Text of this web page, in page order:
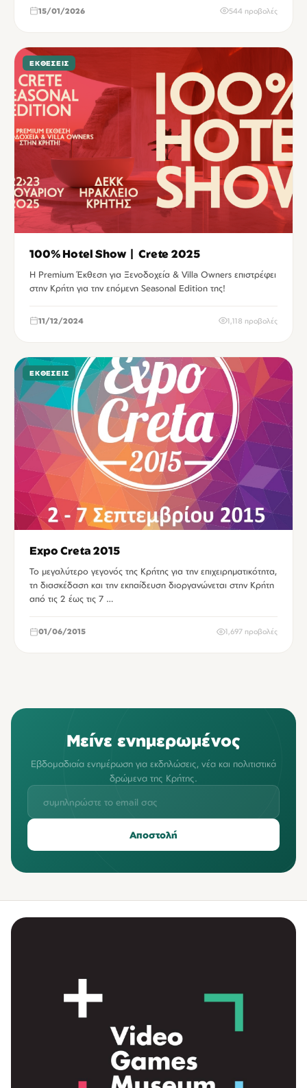
15/01/2026 544 προβολές
ΕΚΘΈΣΕΙΣ
100% Hotel Show | Crete 2025
H Premium Έκθεση για Ξενοδοχεία & Villa Owners επιστρέφει
στην Κρήτη για την επόμενη Seasonal Edition της!
11/12/2024 1,118 προβολές
ΕΚΘΈΣΕΙΣ
Expo Creta 2015
Το μεγαλύτερο γεγονός της Κρήτης για την επιχειρηματικότητα,
τη διασκέδαση και την εκπαίδευση διοργανώνεται στην Κρήτη
από τις 2 έως τις 7 …
01/06/2015 1,697 προβολές
Μείνε ενημερωμένος
Εβδομαδιαία ενημέρωση για εκδηλώσεις, νέα και πολιτιστικά
δρώμενα της Κρήτης.
Αποστολή